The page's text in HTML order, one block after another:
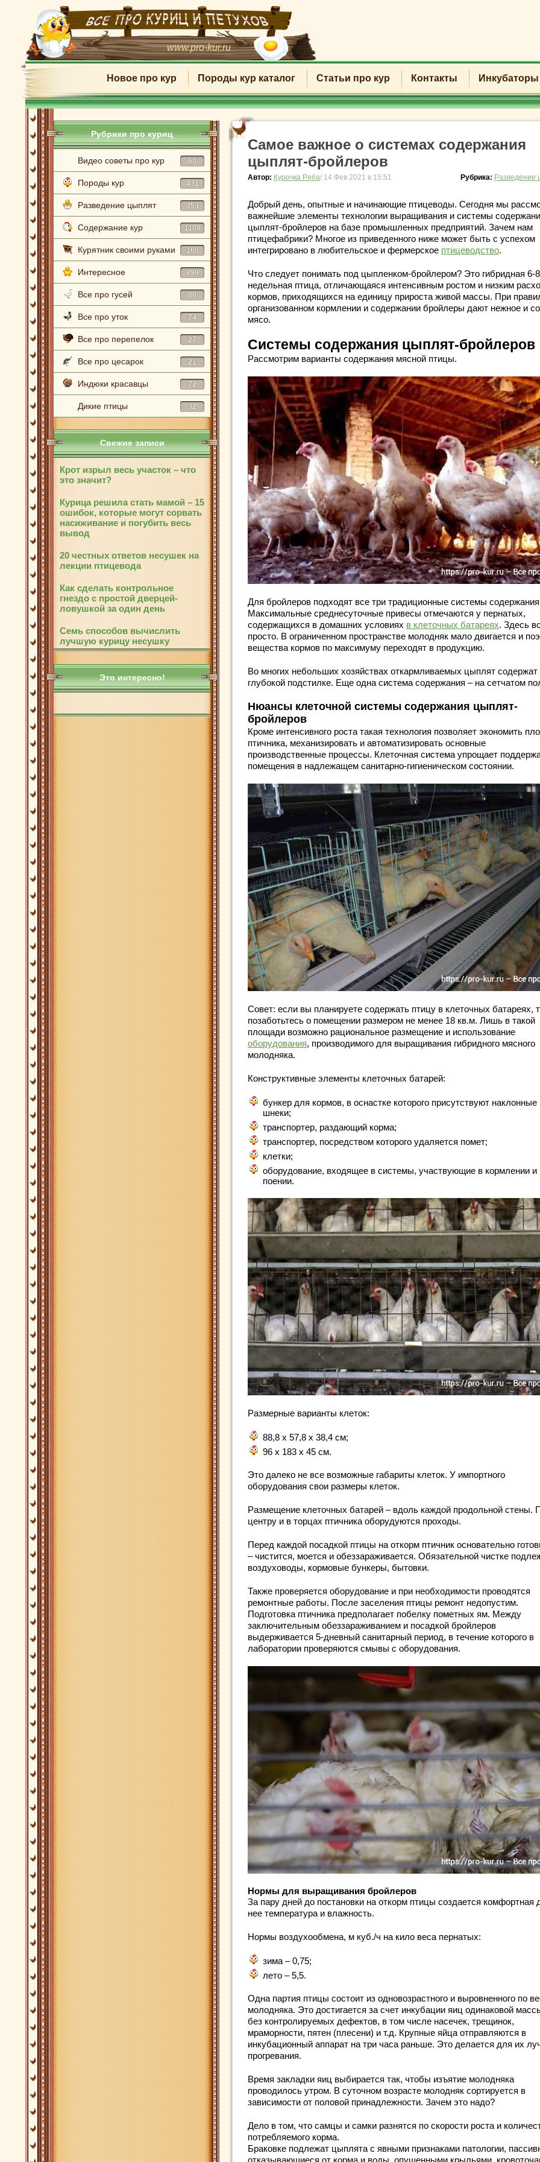
www.pro-kur.ru
Новое про кур Породы кур каталог Статьи про кур Контакты Инкубаторы
Рубрики про куриц
Видео советы про кур 60
Породы кур 431
Разведение цыплят 353
Содержание кур 1108
Курятник своими руками 160
Интересное 899
Все про гусей 80
Все про уток 74
Все про перепелок 27
Все про цесарок 21
Индюки красавцы 72
Дикие птицы 32
Свежие записи
Крот изрыл весь участок – что
это значит?
Курица решила стать мамой – 15
ошибок, которые могут сорвать
насиживание и погубить весь
вывод
20 честных ответов несушек на
лекции птицевода
Как сделать контрольное
гнездо с простой дверцей-
ловушкой за один день
Семь способов вычислить
лучшую курицу несушку
Это интересно!
Самое важное о системах содержания
цыплят-бройлеров
Автор: Курочка Ряба/ 14 Фев 2021 в 15:51 Рубрика: Разведение
Добрый день, опытные и начинающие птицеводы. Сегодня мы
важнейшие элементы технологии выращивания и системы
цыплят-бройлеров на базе промышленных предприятий. Зачем нам
птицефабрики? Многое из приведенного ниже может быть с успехом
интегрировано в любительское и фермерское птицеводство.
Что следует понимать под цыпленком-бройлером? Это гибридная 6-
недельная птица, отличающаяся интенсивным ростом и низким
кормов, приходящихся на единицу прироста живой массы. При
организованном кормлении и содержании бройлеры дают нежное и
мясо.
Системы содержания цыплят-бройлеров
Рассмотрим варианты содержания мясной птицы.
Для бройлеров подходят все три традиционные системы
Максимальные среднесуточные привесы отмечаются у пернатых,
содержащихся в домашних условиях в клеточных батареях. Здесь
просто. В ограниченном пространстве молодняк мало двигается и
вещества кормов по максимуму переходят в продукцию.
Во многих небольших хозяйствах откармливаемых цыплят содержат
глубокой подстилке. Еще одна система содержания – на сетчатом
Нюансы клеточной системы содержания цыплят-
бройлеров
Кроме интенсивного роста такая технология позволяет экономить
птичника, механизировать и автоматизировать основные
производственные процессы. Клеточная система упрощает
помещения в надлежащем санитарно-гигиеническом состоянии.
Совет: если вы планируете содержать птицу в клеточных батареях,
позаботьтесь о помещении размером не менее 18 кв.м. Лишь в такой
площади возможно рациональное размещение и использование
оборудования, производимого для выращивания гибридного мясного
молодняка.
Конструктивные элементы клеточных батарей:
бункер для кормов, в оснастке которого присутствуют наклонные
шнеки;
транспортер, раздающий корма;
транспортер, посредством которого удаляется помет;
клетки;
оборудование, входящее в системы, участвующие в кормлении и
поении.
Размерные варианты клеток:
88,8 х 57,8 х 38,4 см;
96 х 183 х 45 см.
Это далеко не все возможные габариты клеток. У импортного
оборудования свои размеры клеток.
Размещение клеточных батарей – вдоль каждой продольной стены.
центру и в торцах птичника оборудуются проходы.
Перед каждой посадкой птицы на откорм птичник основательно
– чистится, моется и обеззараживается. Обязательной чистке
воздуховоды, кормовые бункеры, бытовки.
Также проверяется оборудование и при необходимости проводятся
ремонтные работы. После заселения птицы ремонт недопустим.
Подготовка птичника предполагает побелку пометных ям. Между
заключительным обеззараживанием и посадкой бройлеров
выдерживается 5-дневный санитарный период, в течение которого в
лаборатории проверяются смывы с оборудования.
Нормы для выращивания бройлеров
За пару дней до постановки на откорм птицы создается комфортная
нее температура и влажность.
Нормы воздухообмена, м куб./ч на кило веса пернатых:
зима – 0,75;
лето – 5,5.
Одна партия птицы состоит из одновозрастного и выровненного по
молодняка. Это достигается за счет инкубации яиц одинаковой
без контролируемых дефектов, в том числе насечек, трещинок,
мраморности, пятен (плесени) и т.д. Крупные яйца отправляются в
инкубационный аппарат на три часа раньше. Это делается для их
прогревания.
Время закладки яиц выбирается так, чтобы изъятие молодняка
проводилось утром. В суточном возрасте молодняк сортируется в
зависимости от половой принадлежности. Зачем это надо?
Дело в том, что самцы и самки разнятся по скорости роста и
потребляемого корма.
Браковке подлежат цыплята с явными признаками патологии,